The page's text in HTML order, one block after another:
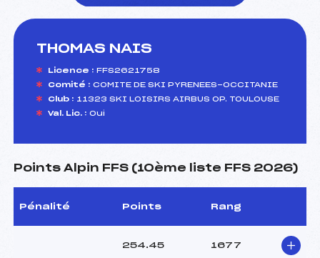
THOMAS NAIS
Licence : FFS2621758
Comité : COMITE DE SKI PYRENEES-OCCITANIE
Club : 11323 SKI LOISIRS AIRBUS OP. TOULOUSE
Val. Lic. : Oui
Points Alpin FFS (10ème liste FFS 2026)
Pénalité Points Rang
254.45 1677